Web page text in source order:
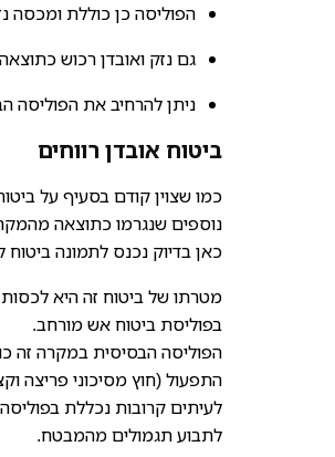
הפוליסה כן כוללת ומכסה
גם נזק ואובדן רכוש
ניתן להרחיב את הפוליסה
ביטוח אובדן רווחים
כמו שצוין קודם בסעיף על
נוספים שנגרמו כתוצאה
כאן בדיוק נכנס לתמונה ביטוח
מטרתו של ביטוח זה היא
בפוליסת ביטוח אש מורחב.
הפוליסה הבסיסית במקרה זה
התפעול (חוץ מסיכוני פריצה
לעיתים קרובות נכללת
לתבוע תגמולים מהמבטח.